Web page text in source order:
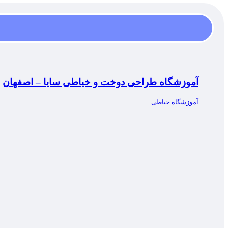
آموزشگاه طراحی دوخت و خیاطی سایا – اصفهان
آموزشگاه خیاطی